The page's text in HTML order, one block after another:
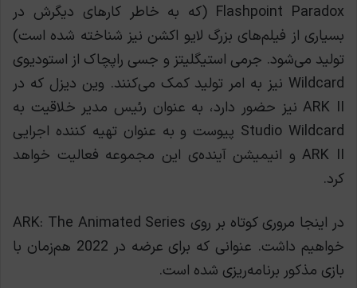
Flashpoint Paradox (که به خاطر کارهای دیگرش در
بسیاری از فیلم‌های بزرگ لایو اکشن نیز شناخته شده است)
تولید می‌شود. جرمی استیگلیتز و جسی راپچاک از استودیوی
Wildcard نیز به امر تولید کمک می‌کنند. وین دیزل که در
ARK II نیز حضور دارد، به عنوان رئیس مدیر خلاقیت به
Studio Wildcard پیوست و به عنوان تهیه کننده اجرایی
ARK II و انیمیشن آینده‌ی این مجموعه فعالیت خواهد
کرد.
در اینجا مروری کوتاه بر روی ARK: The Animated Series
خواهیم داشت. عنوانی که برای عرضه در 2022 هم‌زمان با
بازی مذکور برنامه‌ریزی شده است.